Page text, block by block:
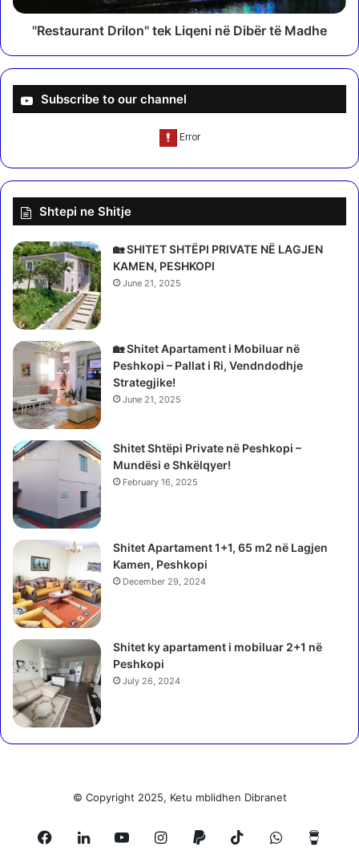
Ia
l
t
e
i
q
e
n
i
n
ë
i
b
ë
t
ë
M
a
d
e
"Restaurant Drilon" tek Liqeni në Dibër të Madhe
Subscribe to our channel
Shtepi ne Shitje
🏡 SHITET SHTËPI PRIVATE NË LAGJEN
KAMEN, PESHKOPI
June 21, 2025
🏡 Shitet Apartament i Mobiluar në
Peshkopi – Pallat i Ri, Vendndodhje
Strategjike!
June 21, 2025
Shitet Shtëpi Private në Peshkopi –
Mundësi e Shkëlqyer!
February 16, 2025
Shitet Apartament 1+1, 65 m2 në Lagjen
Kamen, Peshkopi
December 29, 2024
Shitet ky apartament i mobiluar 2+1 në
Peshkopi
July 26, 2024
© Copyright 2025, Ketu mblidhen Dibranet
Facebook
LinkedInYouTubeInstagram
Paypal TikTokWhatsApp